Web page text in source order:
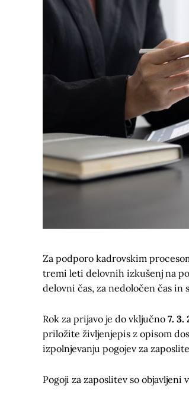
Za podporo kadrovskim
tremi leti delovnih izkušenj na
delovni čas, za nedoločen čas
Rok za prijavo je do vključno 7. 3.
priložite življenjepis z opisom
izpolnjevanju pogojev za
Pogoji za zaposlitev so objavljeni v